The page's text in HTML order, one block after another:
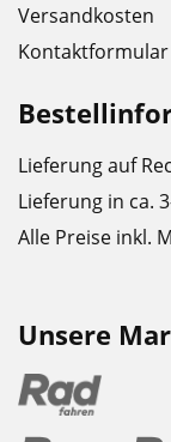
Versandkosten
Kontaktformular
Lieferung auf
Lieferung in ca.
Alle Preise inkl.
Unsere